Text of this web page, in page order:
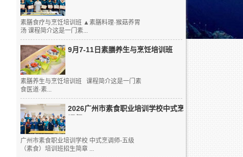
素膳食疗与烹饪培训班 ▲素膳料理·猴菇养胃
汤 课程简介这是一门素...
9月7-11日素膳养生与烹饪培训班
素膳养生与烹饪培训班 课程简介这是一门素
食医道·素...
2026广州市素食职业培训学校中式烹
广州市素食职业培训学校 中式烹调师-五级
（素食）培训班招生简章 ...